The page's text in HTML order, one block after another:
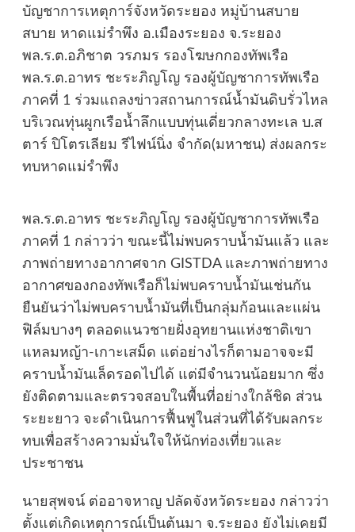
บัญชาการเหตุการ์จังหวัดระยอง หมู่บ้านสบาย
สบาย หาดแม่รำพึง อ.เมืองระยอง จ.ระยอง
พล.ร.ต.อภิชาต วรภมร รองโฆษกกองทัพเรือ
พล.ร.ต.อาทร ชะระภิญโญ รองผู้บัญชาการทัพเรือ
ภาคที่ 1 ร่วมแถลงข่าวสถานการณ์น้ำมันดิบรั่วไหล
บริเวณทุ่นผูกเรือน้ำลึกแบบทุ่นเดี่ยวกลางทะเล บ.ส
ตาร์ ปิโตรเลียม รีไฟน์นิ่ง จำกัด(มหาชน) ส่งผลกระ
ทบหาดแม่รำพึง
พล.ร.ต.อาทร ชะระภิญโญ รองผู้บัญชาการทัพเรือ
ภาคที่ 1 กล่าวว่า ขณะนี้ไม่พบคราบน้ำมันแล้ว และ
ภาพถ่ายทางอากาศจาก GISTDA และภาพถ่ายทาง
อากาศของกองทัพเรือก็ไม่พบคราบน้ำมันเช่นกัน
ยืนยันว่าไม่พบคราบน้ำมันที่เป็นกลุ่มก้อนและแผ่น
ฟิล์มบางๆ ตลอดแนวชายฝั่งอุทยานแห่งชาติเขา
แหลมหญ้า-เกาะเสม็ด แต่อย่างไรก็ตามอาจจะมี
คราบน้ำมันเล็ดรอดไปได้ แต่มีจำนวนน้อยมาก ซึ่ง
ยังติดตามและตรวจสอบในพื้นที่อย่างใกล้ชิด ส่วน
ระยะยาว จะดำเนินการฟื้นฟูในส่วนที่ได้รับผลกระ
ทบเพื่อสร้างความมั่นใจให้นักท่องเที่ยวและ
ประชาชน
นายสุพจน์ ต่ออาจหาญ ปลัดจังหวัดระยอง กล่าวว่า
ตั้งแต่เกิดเหตุการณ์เป็นต้นมา จ.ระยอง ยังไม่เคยมี